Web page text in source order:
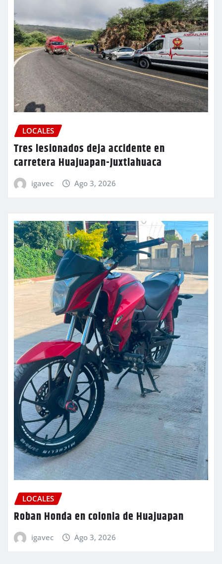
LOCALES
Tres lesionados deja accidente en
carretera Huajuapan-Juxtlahuaca
igavec Ago 3, 2026
LOCALES
Roban Honda en colonia de Huajuapan
igavec Ago 3, 2026